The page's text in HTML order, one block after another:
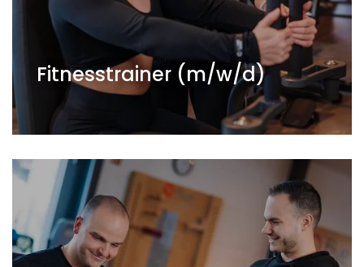
Fitnesstrainer (m/w/d)